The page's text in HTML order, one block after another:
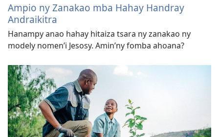
Ampio ny Zanakao mba Hahay Handray
Andraikitra
Hanampy anao hahay hitaiza tsara ny zanakao ny
modely nomen’i Jesosy. Amin’ny fomba ahoana?